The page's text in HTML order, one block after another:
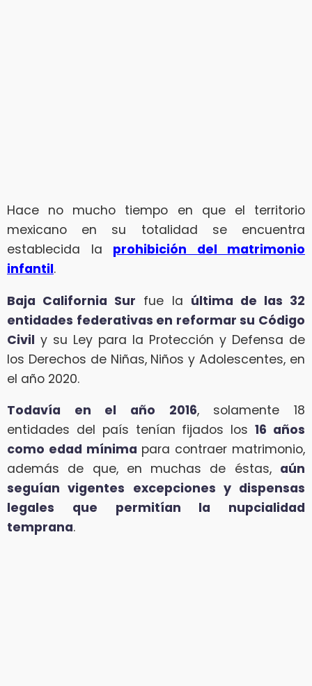
Hace no mucho tiempo en que el territorio
mexicano en su totalidad se encuentra
establecida la prohibición del matrimonio
infantil.
Baja California Sur fue la última de las 32
entidades federativas en reformar su Código
Civil y su Ley para la Protección y Defensa de
los Derechos de Niñas, Niños y Adolescentes, en
el año 2020.
Todavía en el año 2016, solamente 18
entidades del país tenían fijados los16 años
como edad mínima para contraer matrimonio,
además de que, en muchas de éstas, aún
seguían vigentes excepciones y dispensas
legales que permitían la nupcialidad
temprana.